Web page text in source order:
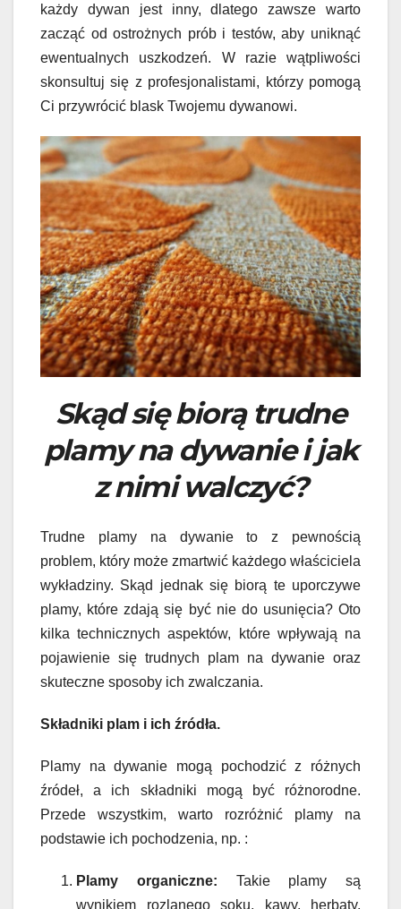
każdy dywan jest inny, dlatego zawsze warto
zacząć od ostrożnych prób i testów, aby uniknąć
ewentualnych uszkodzeń. W razie wątpliwości
skonsultuj się z profesjonalistami, którzy pomogą
Ci przywrócić blask Twojemu dywanowi.
Skąd się biorą trudne
plamy na dywanie i jak
z nimi walczyć?
Trudne plamy na dywanie to z pewnością
problem, który może zmartwić każdego właściciela
wykładziny. Skąd jednak się biorą te uporczywe
plamy, które zdają się być nie do usunięcia? Oto
kilka technicznych aspektów, które wpływają na
pojawienie się trudnych plam na dywanie oraz
skuteczne sposoby ich zwalczania.
Składniki plam i ich źródła.
Plamy na dywanie mogą pochodzić z różnych
źródeł, a ich składniki mogą być różnorodne.
Przede wszystkim, warto rozróżnić plamy na
podstawie ich pochodzenia, np. :
Plamy organiczne: Takie plamy są
wynikiem rozlanego soku, kawy, herbaty,